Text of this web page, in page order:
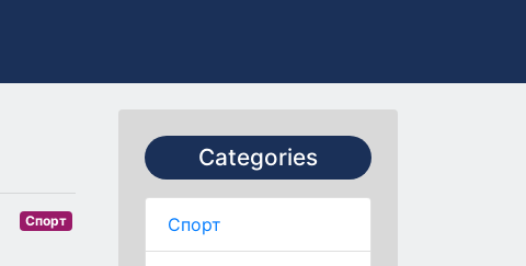
Categories
Спорт
Спорт